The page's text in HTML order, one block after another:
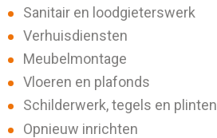
Sanitair en loodgieterswerk
Verhuisdiensten
Meubelmontage
Vloeren en plafonds
Schilderwerk, tegels en plinten
Opnieuw inrichten